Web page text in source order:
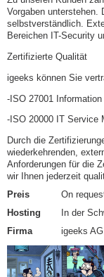
Vorgaben unterstehen.
selbstverständlich.
Bereichen IT-Security
Zertifizierte Qualität
igeeks können Sie
-ISO 27001
-ISO 20000 IT Service
Durch die
wiederkehrenden,
Anforderungen für die
wir Ihnen jederzeit
Preis
On
Hosting
In der
Firma
igeeks AG